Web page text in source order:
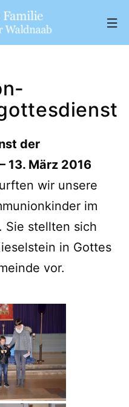
der
13. März 2016
wir unsere
im
Sie stellten sich
in Gottes
vor.